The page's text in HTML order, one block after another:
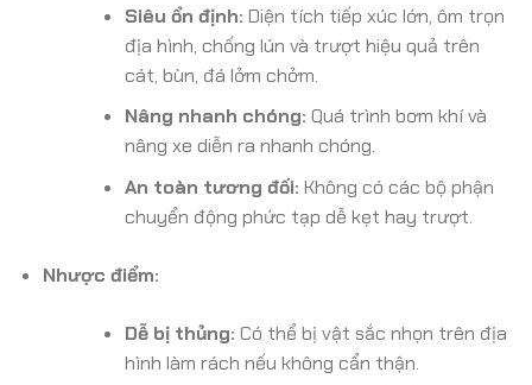
Siêu ổn định: Diện tích tiếp xúc lớn, ôm trọn
địa hình, chống lún và trượt hiệu quả trên
cát, bùn, đá lởm chởm.
Nâng nhanh chóng: Quá trình bơm khí và
nâng xe diễn ra nhanh chóng.
An toàn tương đối: Không có các bộ phận
chuyển động phức tạp dễ kẹt hay trượt.
Nhược điểm:
Dễ bị thủng: Có thể bị vật sắc nhọn trên địa
hình làm rách nếu không cẩn thận.